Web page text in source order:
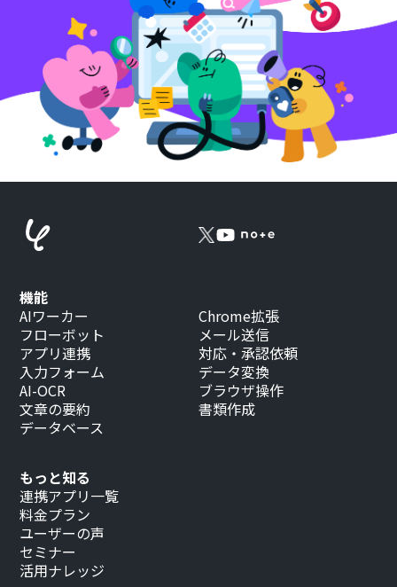
もっと知る
連携アプリ一覧
料金プラン
ユーザーの声
セミナー
活用ナレッジ
機能
AIワーカー
フローボット
アプリ連携
入力フォーム
AI-OCR
文章の要約
データベース
Chrome拡張
メール送信
対応・承認依頼
データ変換
ブラウザ操作
書類作成